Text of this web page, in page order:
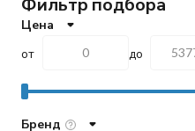
Цена
от
до
Бренд